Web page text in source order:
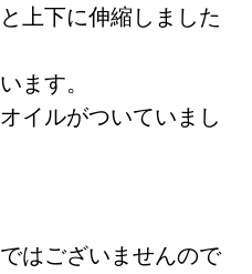
上下に伸縮しました
ます。
イルがついていまし
はございませんので